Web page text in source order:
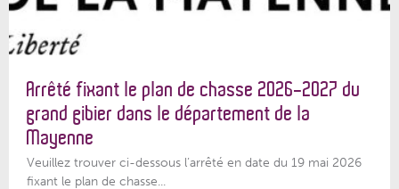
Arrêté fixant le plan de chasse 2026-2027 du
grand gibier dans le département de la
Mayenne
Veuillez trouver ci-dessous l’arrêté en date du 19 mai 2026
fixant le plan de chasse...